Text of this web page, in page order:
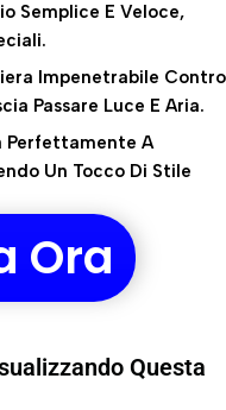
Semplice E Veloce,
Impenetrabile Contro
Passare Luce E Aria.
Perfettamente A
Un Tocco Di Stile
Ora
Questa